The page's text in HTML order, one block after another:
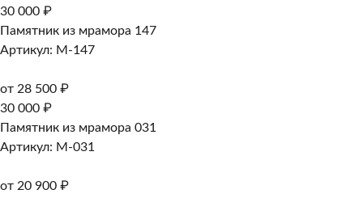
30 000 ₽
Памятник из мрамора 147
Артикул: M-147
от 28 500 ₽
30 000 ₽
Памятник из мрамора 031
Артикул: M-031
от 20 900 ₽